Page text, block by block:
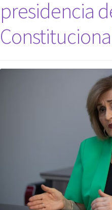
presidencia